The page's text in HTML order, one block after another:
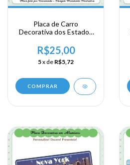
Placa de Carro
Decorativa dos Estados
New York
R$25,00
5x de R$5,72
COMPRAR